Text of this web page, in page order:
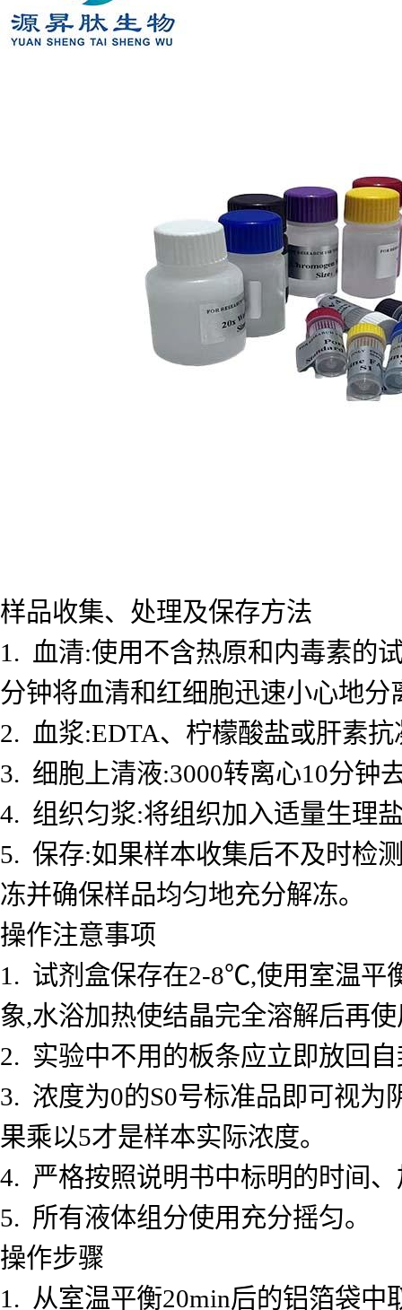
样品收集、处理及保存方法
1. 血清:使用不含热原和内毒素的
分钟将血清和红细胞迅速小心地分
2. 血浆:EDTA、柠檬酸盐或肝素
3. 细胞上清液:3000转离心10分钟
4. 组织匀浆:将组织加入适量生理
5. 保存:如果样本收集后不及时检
冻并确保样品均匀地充分解冻。
操作注意事项
1. 试剂盒保存在2-8℃,使用室温平
象,水浴加热使结晶完全溶解后再
2. 实验中不用的板条应立即放回
3. 浓度为0的S0号标准品即可视为
果乘以5才是样本实际浓度。
4. 严格按照说明书中标明的时间
5. 所有液体组分使用充分摇匀。
操作步骤
1. 从室温平衡20min后的铝箔袋